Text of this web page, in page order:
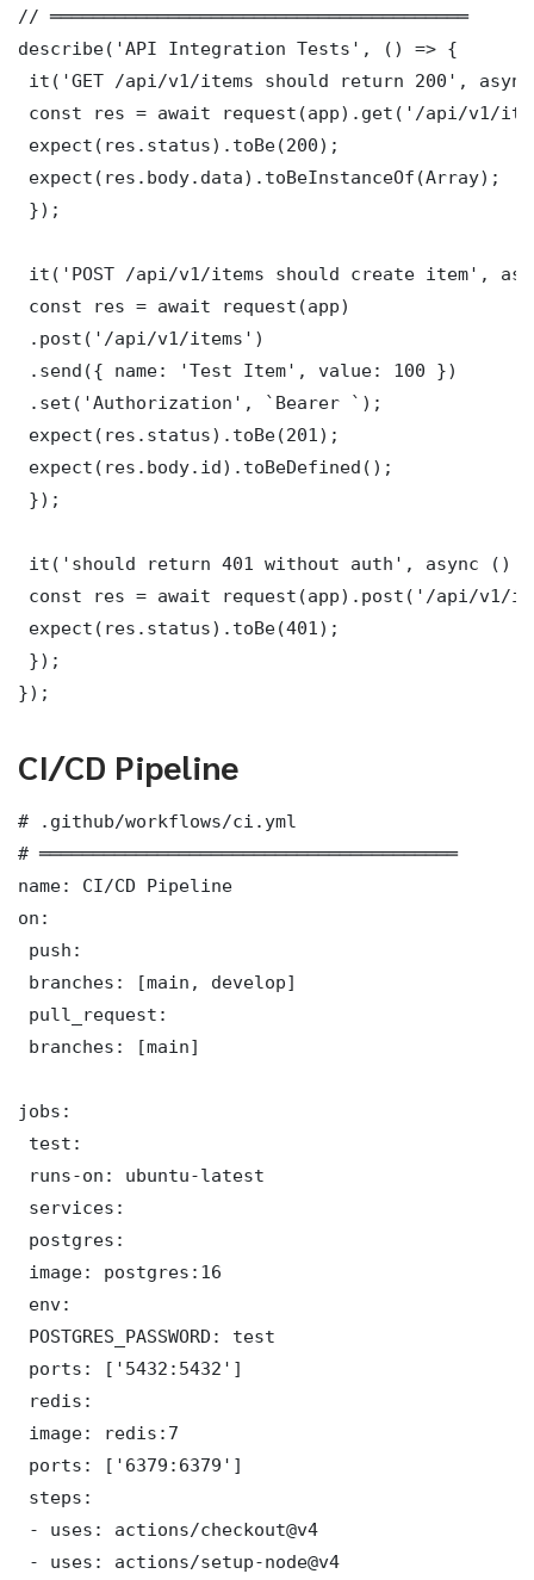
// ═══════════════════════════════════════
describe('API Integration Tests', () => {
it('GET /api/v1/items should return 200',
const res = await request(app).get('/api/v1/
expect(res.status).toBe(200);
expect(res.body.data).toBeInstanceOf(Array);
});
it('POST /api/v1/items should create item',
const res = await request(app)
.post('/api/v1/items')
.send({ name: 'Test Item', value: 100 })
.set('Authorization', `Bearer `);
expect(res.status).toBe(201);
expect(res.body.id).toBeDefined();
});
it('should return 401 without auth', async ()
const res = await request(app).post('/api/v1/
expect(res.status).toBe(401);
});
});
CI/CD Pipeline
# .github/workflows/ci.yml
# ═══════════════════════════════════════
name: CI/CD Pipeline
on:
push:
branches: [main, develop]
pull_request:
branches: [main]
jobs:
test:
runs-on: ubuntu-latest
services:
postgres:
image: postgres:16
env:
POSTGRES_PASSWORD: test
ports: ['5432:5432']
redis:
image: redis:7
ports: ['6379:6379']
steps:
- uses: actions/checkout@v4
- uses: actions/setup-node@v4